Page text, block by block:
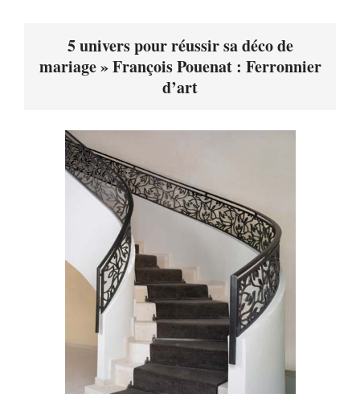
5 univers pour réussir sa déco de
mariage »François Pouenat : Ferronnier
d’art